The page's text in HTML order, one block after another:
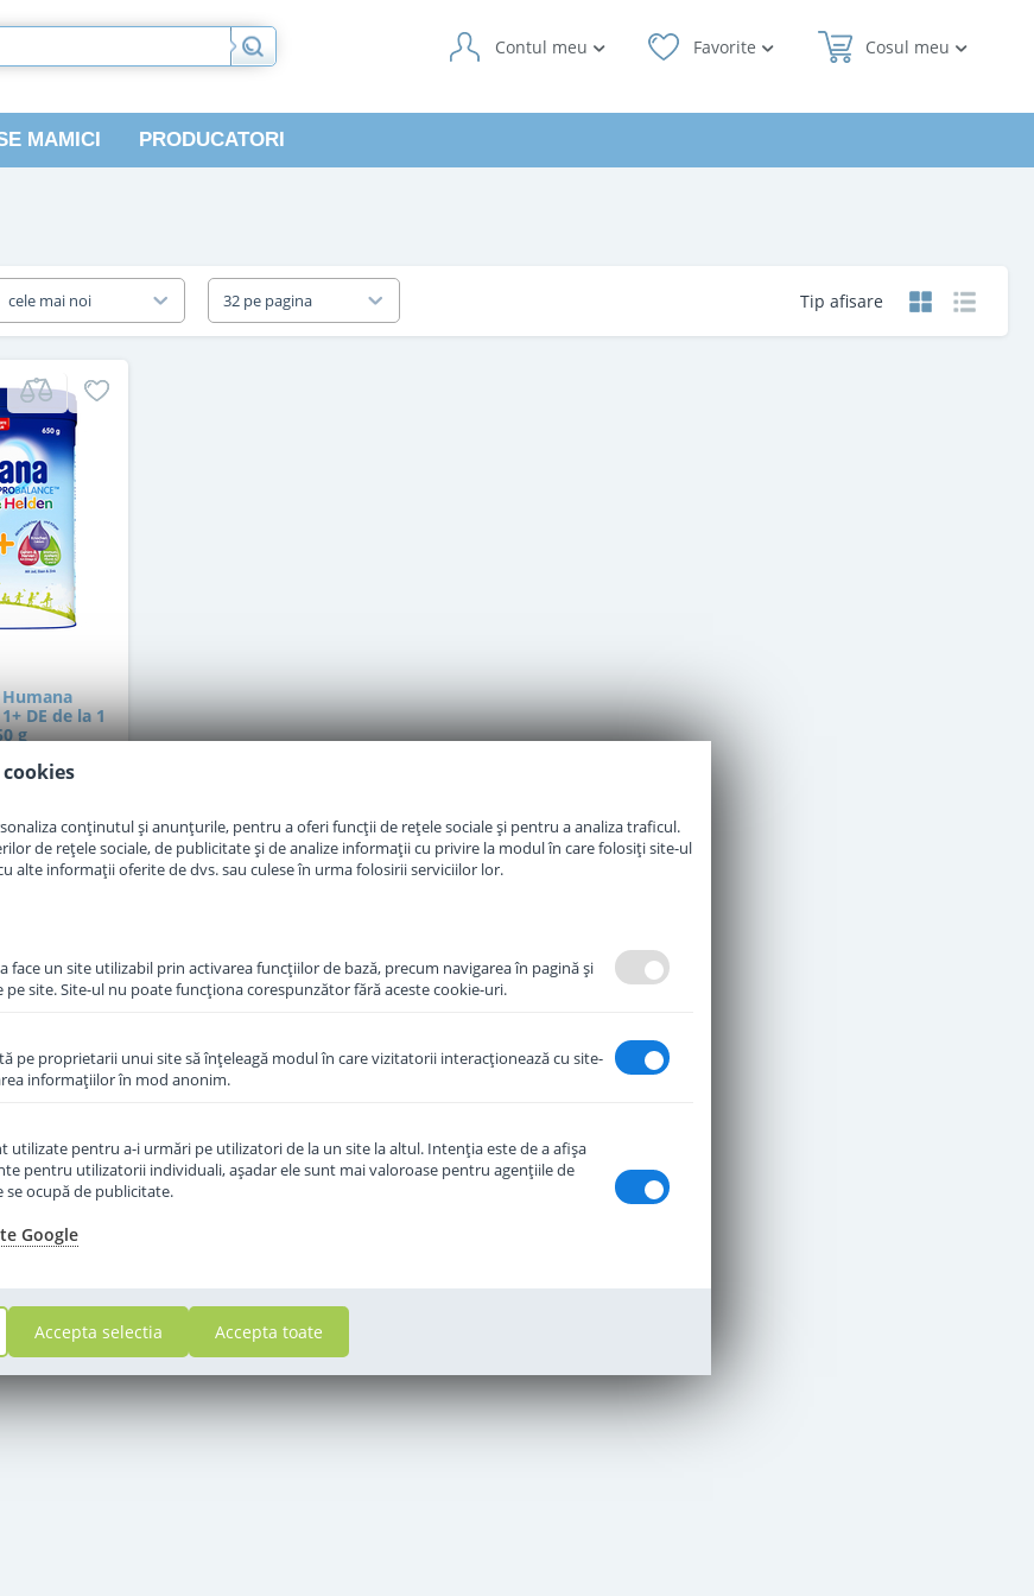
Cosul meu
Favorite
Contul meu
MAMICI PRODUCATORI
Tip afisare
cele mai noi 32 pe pagina
DE de la 1
g
Lei
conținutul și anunțurile, pentru a oferi funcții de rețele sociale și pentru a analiza traficul.
de rețele sociale, de publicitate și de analize informații cu privire la modul în care folosiți site-ul
alte informații oferite de dvs. sau culese în urma folosirii serviciilor lor.
face un site utilizabil prin activarea funcţiilor de bază, precum navigarea în pagină şi
pe site. Site-ul nu poate funcţiona corespunzător fără aceste cookie-uri.
pe proprietarii unui site să înţeleagă modul în care vizitatorii interacţionează cu site-
informaţiilor în mod anonim.
utilizate pentru a-i urmări pe utilizatori de la un site la altul. Intenţia este de a afişa
pentru utilizatorii individuali, aşadar ele sunt mai valoroase pentru agenţiile de
ocupă de publicitate.
Google
Accepta selectia Accepta toate